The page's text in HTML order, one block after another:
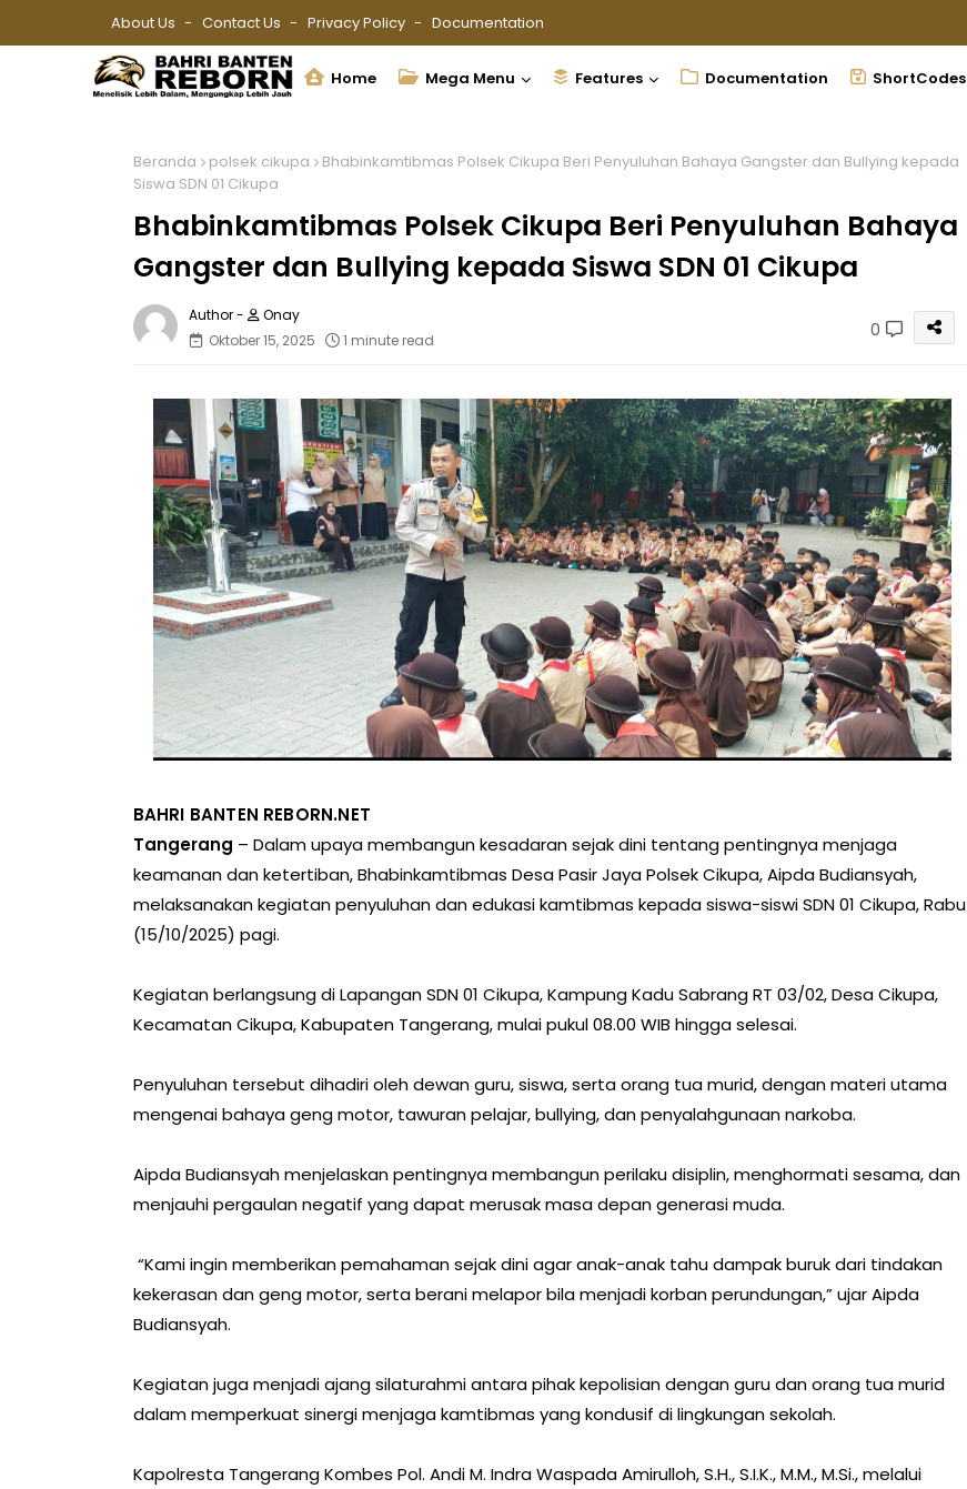
About Us Contact Us Privacy Policy Documentation
Home Mega Menu Features Documentation ShortCodes
Beranda polsek cikupa
Bhabinkamtibmas Polsek Cikupa Beri Penyuluhan Bahaya Gangster dan Bullying kepada
Siswa SDN 01 Cikupa
Bhabinkamtibmas Polsek Cikupa Beri Penyuluhan Bahaya
Gangster dan Bullying kepada Siswa SDN 01 Cikupa
Onay
Oktober 15, 2025
1 minute read 0
BAHRI BANTEN REBORN.NET
Tangerang – Dalam upaya membangun kesadaran sejak dini tentang pentingnya menjaga
keamanan dan ketertiban, Bhabinkamtibmas Desa Pasir Jaya Polsek Cikupa, Aipda Budiansyah,
melaksanakan kegiatan penyuluhan dan edukasi kamtibmas kepada siswa-siswi SDN 01 Cikupa, Rabu
(15/10/2025) pagi.
Kegiatan berlangsung di Lapangan SDN 01 Cikupa, Kampung Kadu Sabrang RT 03/02, Desa Cikupa,
Kecamatan Cikupa, Kabupaten Tangerang, mulai pukul 08.00 WIB hingga selesai.
Penyuluhan tersebut dihadiri oleh dewan guru, siswa, serta orang tua murid, dengan materi utama
mengenai bahaya geng motor, tawuran pelajar, bullying, dan penyalahgunaan narkoba.
Aipda Budiansyah menjelaskan pentingnya membangun perilaku disiplin, menghormati sesama, dan
menjauhi pergaulan negatif yang dapat merusak masa depan generasi muda.
“Kami ingin memberikan pemahaman sejak dini agar anak-anak tahu dampak buruk dari tindakan
kekerasan dan geng motor, serta berani melapor bila menjadi korban perundungan,” ujar Aipda
Budiansyah.
Kegiatan juga menjadi ajang silaturahmi antara pihak kepolisian dengan guru dan orang tua murid
dalam memperkuat sinergi menjaga kamtibmas yang kondusif di lingkungan sekolah.
Kapolresta Tangerang Kombes Pol. Andi M. Indra Waspada Amirulloh, S.H., S.I.K., M.M., M.Si., melalui